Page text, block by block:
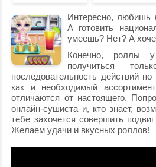
Интересно, любишь
А готовить
умеешь? Нет? А
Конечно, роллы
получиться
последовательность действий
как и необходимый
отличаются от настоящего.
онлайн-сушиста и, кто знает,
тебе захочется совершить
Желаем удачи и вкусных роллов!